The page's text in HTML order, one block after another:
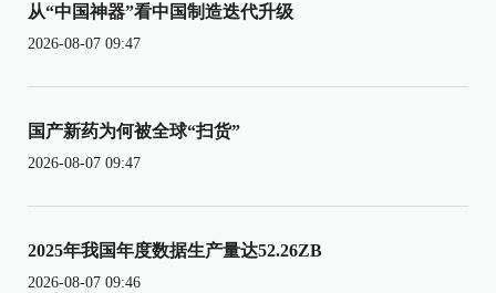
从“中国神器”看中国制造迭代升级
2026-08-07 09:47
国产新药为何被全球“扫货”
2026-08-07 09:47
2025年我国年度数据生产量达52.26ZB
2026-08-07 09:46